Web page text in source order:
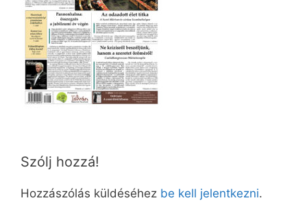
Szólj hozzá!
Hozzászólás küldéséhez be kell jelentkezni.